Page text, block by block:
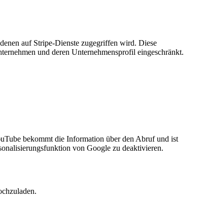
auf Stripe-Dienste zugegriffen wird. Diese
und deren Unternehmensprofil ein­ge­schrän­kt.
be­kommt die Information über den Abruf und ist
von Google zu de­ak­ti­vie­ren.